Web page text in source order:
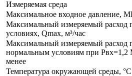
Измеряемая среда
Максимальное входное давление,
Максимальный измеряемый расход
условиях, Qmax, м³/час
Максимальный измеряемый расход
нормальным условиям при Рвх=1,2
менее
Температура окружающей среды, °С